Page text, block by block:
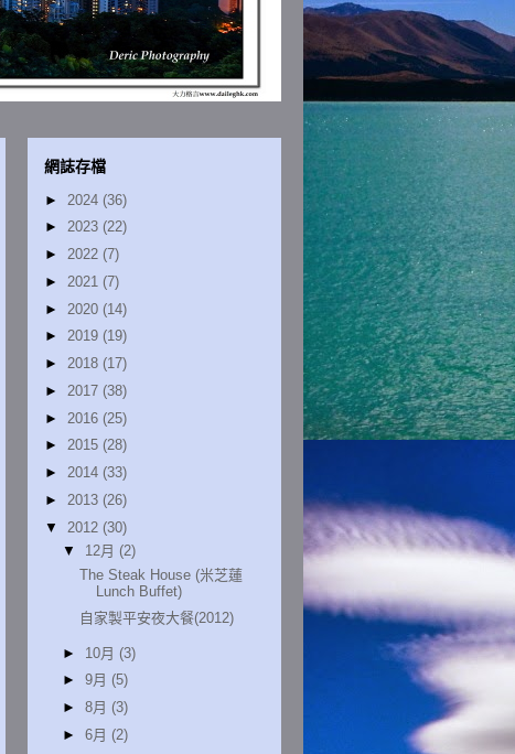
網誌存檔
► 2024 (36)
► 2023 (22)
► 2022 (7)
► 2021 (7)
► 2020 (14)
► 2019 (19)
► 2018 (17)
► 2017 (38)
► 2016 (25)
► 2015 (28)
► 2014 (33)
► 2013 (26)
▼ 2012 (30)
▼ 12月 (2)
The Steak House (米芝蓮
Lunch Buffet)
自家製平安夜大餐(2012)
► 10月 (3)
► 9月 (5)
► 8月 (3)
► 6月 (2)